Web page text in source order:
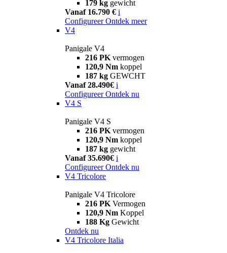
179 kg gewicht
Vanaf 16.790 € i
Configureer Ontdek meer
V4
Panigale V4
216 PK vermogen
120,9 Nm koppel
187 kg GEWCHT
Vanaf 28.490€ i
Configureer Ontdek nu
V4 S
Panigale V4 S
216 PK vermogen
120,9 Nm koppel
187 kg gewicht
Vanaf 35.690€ i
Configureer Ontdek nu
V4 Tricolore
Panigale V4 Tricolore
216 PK Vermogen
120,9 Nm Koppel
188 Kg Gewicht
Ontdek nu
V4 Tricolore Italia